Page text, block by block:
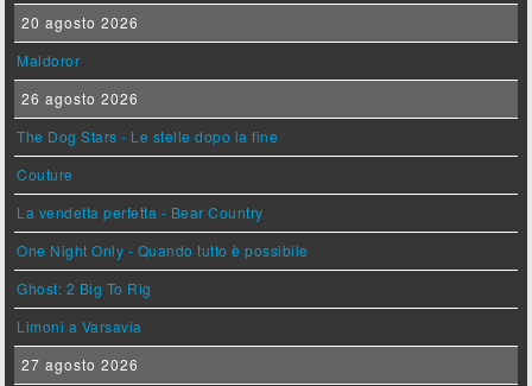
20 agosto 2026
Maldoror
26 agosto 2026
The Dog Stars - Le stelle dopo la fine
Couture
La vendetta perfetta - Bear Country
One Night Only - Quando tutto è possibile
Ghost: 2 Big To Rig
Limoni a Varsavia
27 agosto 2026